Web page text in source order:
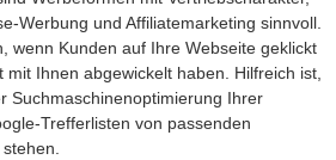
Werbung und Affiliatemarketing sinnvoll.
wenn Kunden auf Ihre Webseite geklickt
Ihnen abgewickelt haben. Hilfreich ist,
Suchmaschinenoptimierung Ihrer
Trefferlisten von passenden